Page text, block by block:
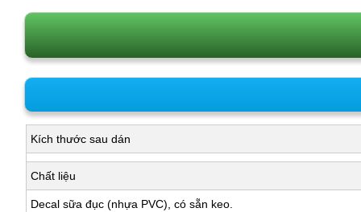
Kích thước sau dán
Chất liệu
Decal sữa đục (nhựa PVC), có sẵn keo.